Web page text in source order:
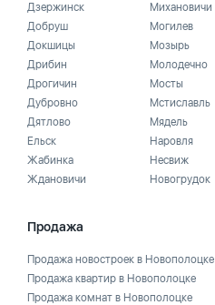
Дзержинск
Добруш
Докшицы
Дрибин
Дрогичин
Дубровно
Дятлово
Ельск
Жабинка
Ждановичи
Михановичи
Могилев
Мозырь
Молодечно
Мосты
Мстиславль
Мядель
Наровля
Несвиж
Новогрудок
Продажа
Продажа новостроек в Новополоцке
Продажа квартир в Новополоцке
Продажа комнат в Новополоцке